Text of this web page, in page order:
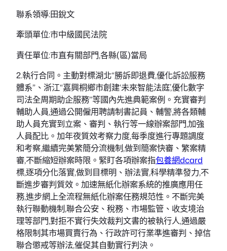
聯系領導:田銳文
牽頭單位:市中級國民法院
責任單位:市直有關部門,各縣(區)當局
2.執行合同。主動對標湖北“勝訴即退費,優化訴訟服務
體系”、浙江“嘉興桐鄉市創建‘未來智能法庭’,優化數字
司法全周期助企服務”等國內先進典範案例。充實審判
輔助人員,通過公開僱用聘請制書記員、輔警,將各類輔
助人員充實到立案、審判、執行等一線辦案部門,加強
人員配比。加年夜質效考察力度,每季度進行專題調度
和考察,繼續完美繁簡分流機制,做到簡案快審、繁案精
審,不斷縮短辦案時限。緊盯各項辦案指包養網dcard
標,逐項分化落實,做到目標明、辦法實,科學精準發力,不
斷進步審判質效。加速無紙化辦案系統的推廣應用任
務,進步網上全流程無紙化辦案任務規范性。不斷完美
執行聯動機制,聯合公安、稅務、市場監管、收支境治
理等部門,對拒不實行失效裁判文書的被執行人,通過嚴
格限制其市場買賣行為、行政許可行業準進審判、掉信
聯合懲戒等辦法,催促其自動實行判決。